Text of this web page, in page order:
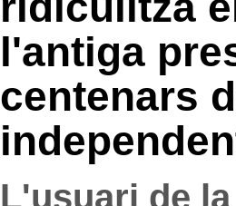
l'antiga
centenars
L'usuari de